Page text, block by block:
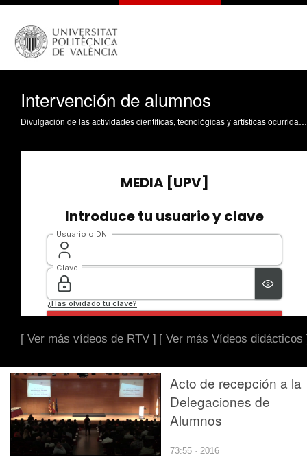
Intervención de alumnos
Divulgación de las actividades científicas, tecnológicas y artísticas ocurridas en los tres campus de la UPV
[ Ver más vídeos de RTV ] [ Ver más Vídeos didácticos
Acto de recepción a la
Delegaciones de
Alumnos
73:55 · 2016